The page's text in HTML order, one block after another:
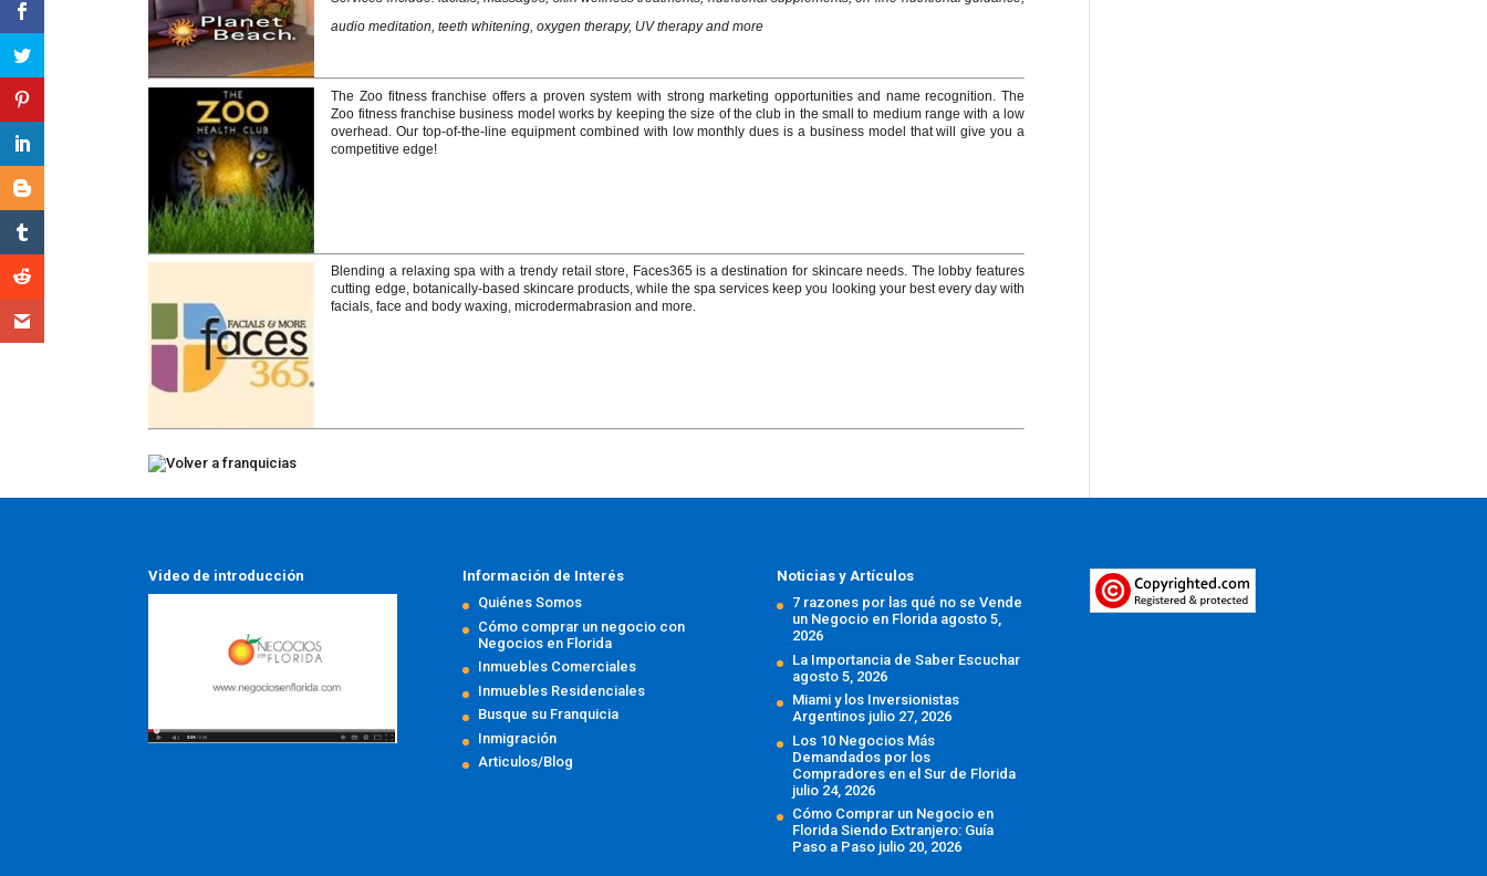
audio meditation, teeth whitening, oxygen therapy, UV therapy and more
The Zoo fitness franchise offers a proven system with strong marketing opportunities and name recognition. The
Zoo fitness franchise business model works by keeping the size of the club in the small to medium range with a low
overhead. Our top-of-the-line equipment combined with low monthly dues is a business model that will give you a
competitive edge!
Blending a relaxing spa with a trendy retail store, Faces365 is a destination for skincare needs. The lobby features
cutting edge, botanically-based skincare products, while the spa services keep you looking your best every day with
facials, face and body waxing, microdermabrasion and more.
Video de introducción
Información de Interés
Quiénes Somos
Cómo comprar un negocio con
Negocios en Florida
Inmuebles Comerciales
Inmuebles Residenciales
Busque su Franquicia
Inmigración
Articulos/Blog
Noticias y Artículos
7 razones por las qué no se Vende
un Negocio en Florida agosto 5,
2026
La Importancia de Saber Escuchar
agosto 5, 2026
Miami y los Inversionistas
Argentinos julio 27, 2026
Los 10 Negocios Más
Demandados por los
Compradores en el Sur de Florida
julio 24, 2026
Cómo Comprar un Negocio en
Florida Siendo Extranjero: Guía
Paso a Paso julio 20, 2026